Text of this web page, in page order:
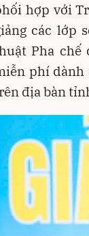
hợp với
các lớp
Pha chế
phí dành
địa bàn